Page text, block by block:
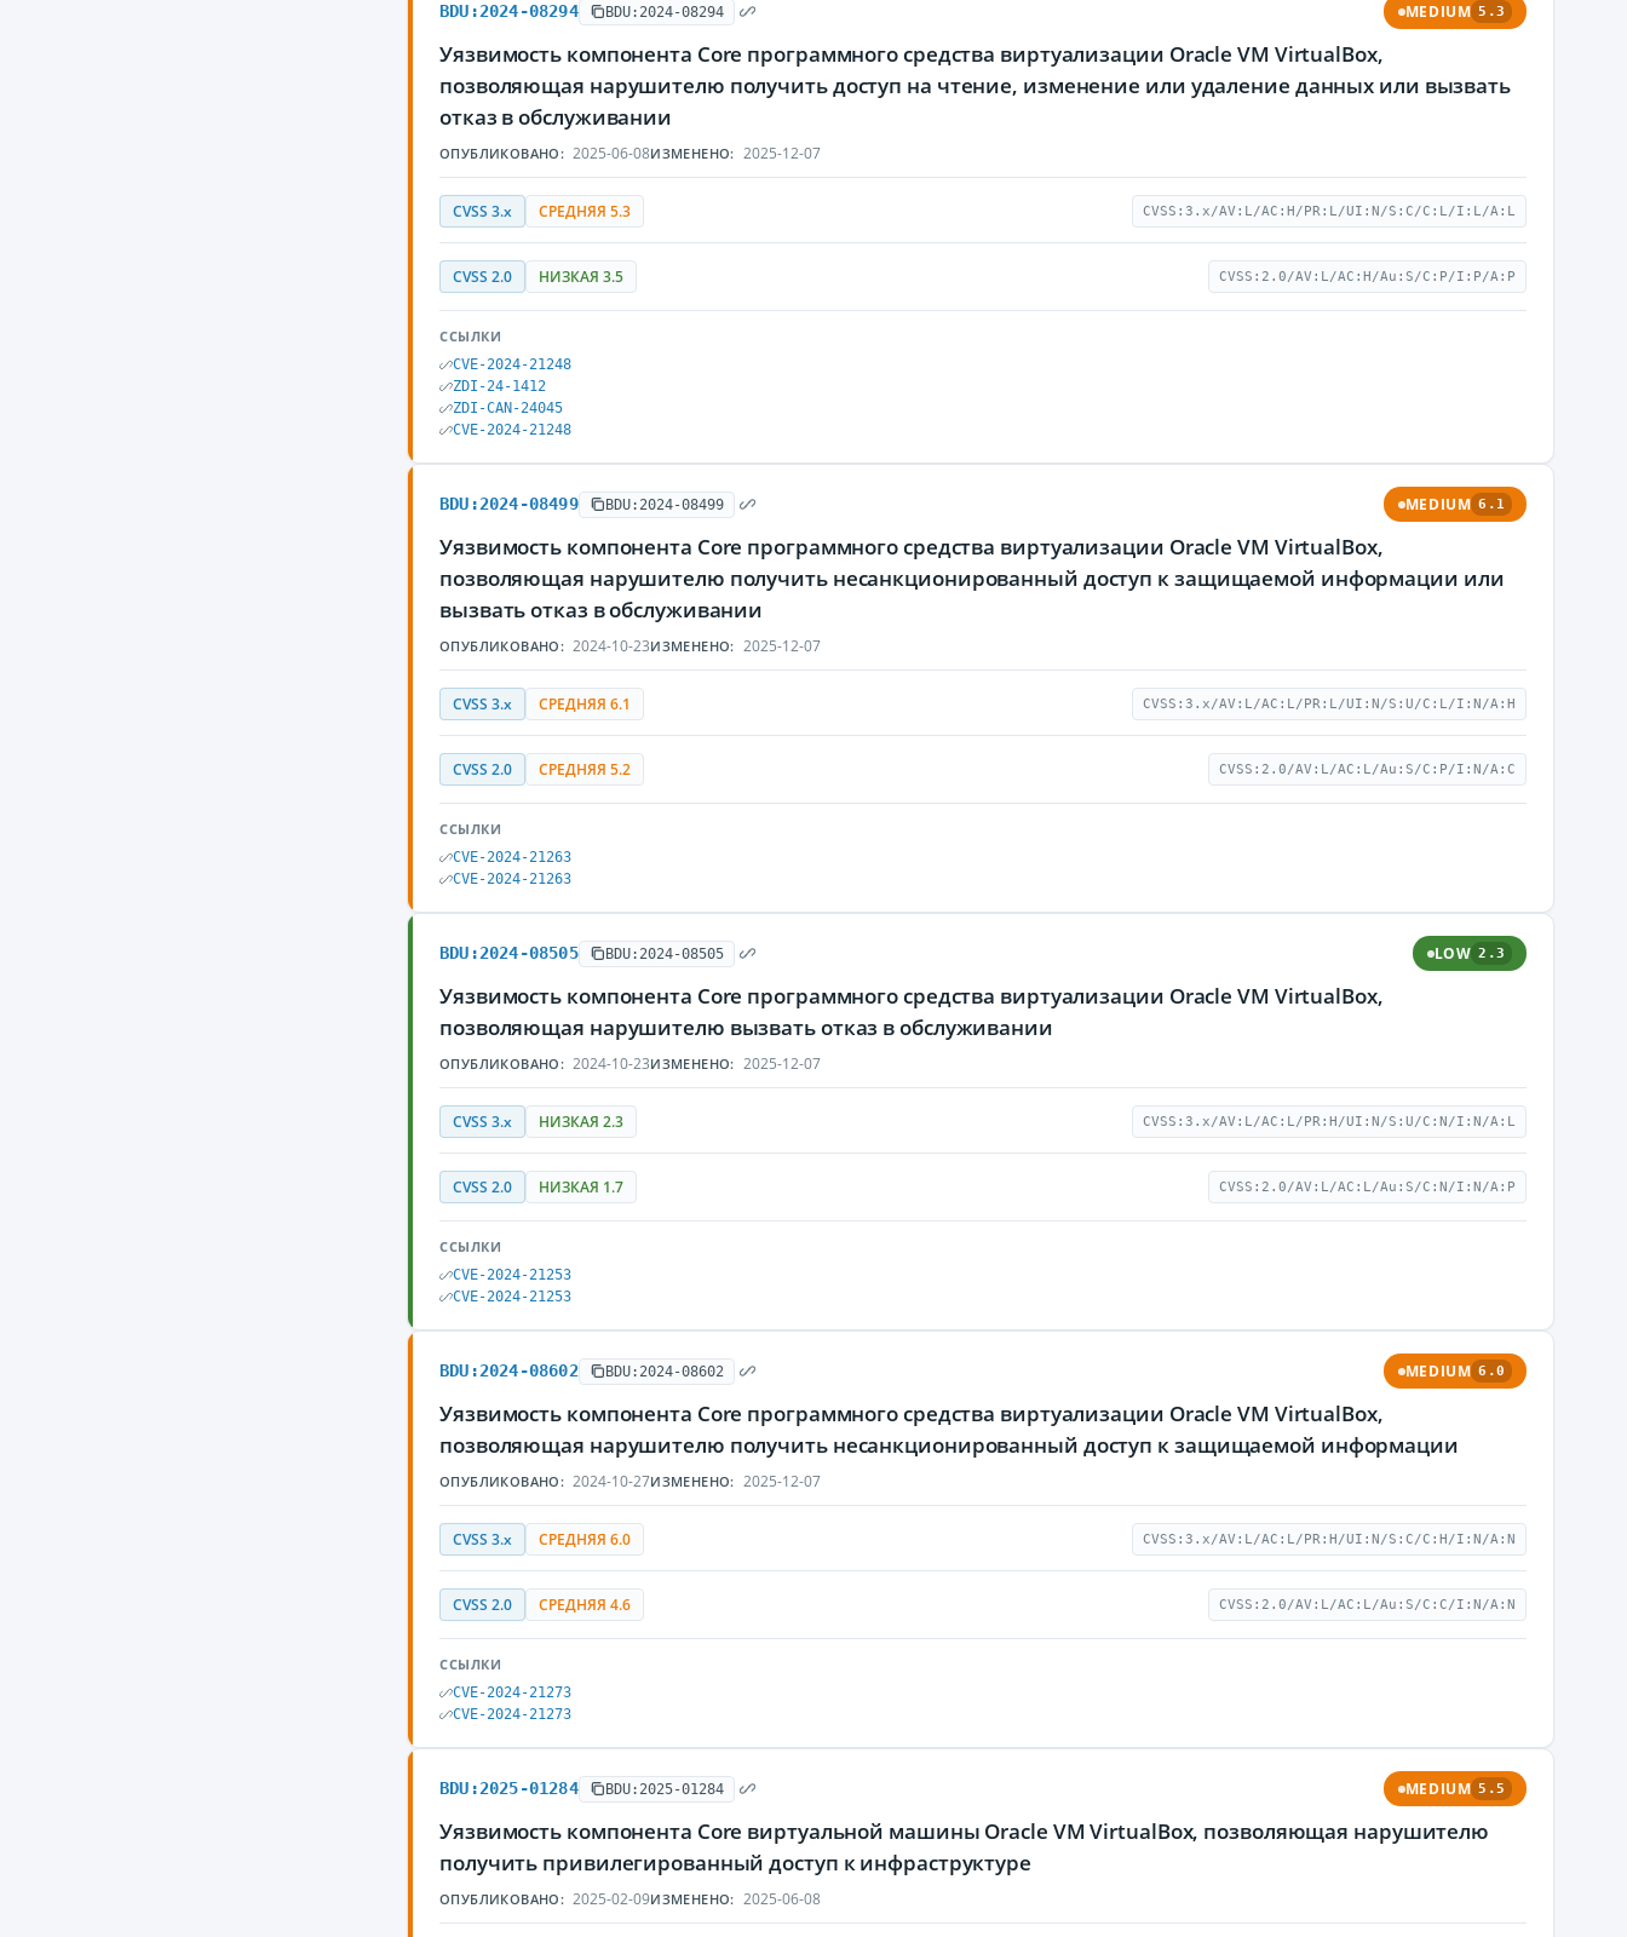
BDU:2024-08294 BDU:2024-08294 MEDIUM 5.3
Уязвимость компонента Core программного средства виртуализации Oracle VM VirtualBox,
позволяющая нарушителю получить доступ на чтение, изменение или удаление данных или вызвать
отказ в обслуживании
ОПУБЛИКОВАНО: 2025-06-08ИЗМЕНЕНО: 2025-12-07
CVSS 3.x СРЕДНЯЯ 5.3 CVSS:3.x/AV:L/AC:H/PR:L/UI:N/S:C/C:L/I:L/A:L
CVSS 2.0 НИЗКАЯ 3.5 CVSS:2.0/AV:L/AC:H/Au:S/C:P/I:P/A:P
ССЫЛКИ
CVE-2024-21248
ZDI-24-1412
ZDI-CAN-24045
CVE-2024-21248
BDU:2024-08499 BDU:2024-08499 MEDIUM 6.1
Уязвимость компонента Core программного средства виртуализации Oracle VM VirtualBox,
позволяющая нарушителю получить несанкционированный доступ к защищаемой информации или
вызвать отказ в обслуживании
ОПУБЛИКОВАНО: 2024-10-23ИЗМЕНЕНО: 2025-12-07
CVSS 3.x СРЕДНЯЯ 6.1 CVSS:3.x/AV:L/AC:L/PR:L/UI:N/S:U/C:L/I:N/A:H
CVSS 2.0 СРЕДНЯЯ 5.2 CVSS:2.0/AV:L/AC:L/Au:S/C:P/I:N/A:C
ССЫЛКИ
CVE-2024-21263
CVE-2024-21263
BDU:2024-08505 BDU:2024-08505 LOW 2.3
Уязвимость компонента Core программного средства виртуализации Oracle VM VirtualBox,
позволяющая нарушителю вызвать отказ в обслуживании
ОПУБЛИКОВАНО: 2024-10-23ИЗМЕНЕНО: 2025-12-07
CVSS 3.x НИЗКАЯ 2.3 CVSS:3.x/AV:L/AC:L/PR:H/UI:N/S:U/C:N/I:N/A:L
CVSS 2.0 НИЗКАЯ 1.7 CVSS:2.0/AV:L/AC:L/Au:S/C:N/I:N/A:P
ССЫЛКИ
CVE-2024-21253
CVE-2024-21253
BDU:2024-08602 BDU:2024-08602 MEDIUM 6.0
Уязвимость компонента Core программного средства виртуализации Oracle VM VirtualBox,
позволяющая нарушителю получить несанкционированный доступ к защищаемой информации
ОПУБЛИКОВАНО: 2024-10-27ИЗМЕНЕНО: 2025-12-07
CVSS 3.x СРЕДНЯЯ 6.0 CVSS:3.x/AV:L/AC:L/PR:H/UI:N/S:C/C:H/I:N/A:N
CVSS 2.0 СРЕДНЯЯ 4.6 CVSS:2.0/AV:L/AC:L/Au:S/C:C/I:N/A:N
ССЫЛКИ
CVE-2024-21273
CVE-2024-21273
BDU:2025-01284 BDU:2025-01284 MEDIUM 5.5
Уязвимость компонента Core виртуальной машины Oracle VM VirtualBox, позволяющая нарушителю
получить привилегированный доступ к инфраструктуре
ОПУБЛИКОВАНО: 2025-02-09ИЗМЕНЕНО: 2025-06-08